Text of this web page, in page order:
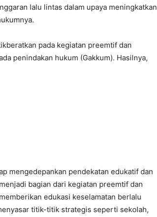
lalu lintas dalam upaya meningkatkan
pada kegiatan preemtif dan
penindakan hukum (Gakkum). Hasilnya,
mengedepankan pendekatan edukatif dan
bagian dari kegiatan preemtif dan
edukasi keselamatan berlalu
titik-titik strategis seperti sekolah,